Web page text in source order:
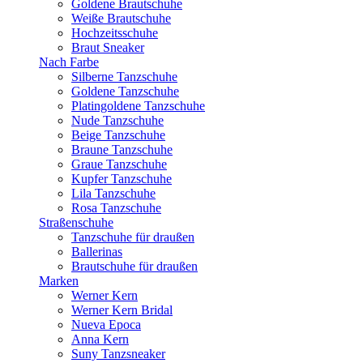
Goldene Brautschuhe
Weiße Brautschuhe
Hochzeitsschuhe
Braut Sneaker
Nach Farbe
Silberne Tanzschuhe
Goldene Tanzschuhe
Platingoldene Tanzschuhe
Nude Tanzschuhe
Beige Tanzschuhe
Braune Tanzschuhe
Graue Tanzschuhe
Kupfer Tanzschuhe
Lila Tanzschuhe
Rosa Tanzschuhe
Straßenschuhe
Tanzschuhe für draußen
Ballerinas
Brautschuhe für draußen
Marken
Werner Kern
Werner Kern Bridal
Nueva Epoca
Anna Kern
Suny Tanzsneaker